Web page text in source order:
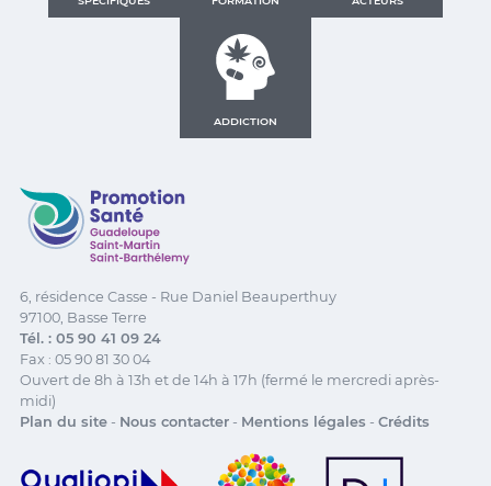
ADDICTION
Promotion Santé Guadeloupe, Saint-Martin, Saint
6, résidence Casse - Rue Daniel Beauperthuy
97100, Basse Terre
Tél. : 05 90 41 09 24
Fax : 05 90 81 30 04
Ouvert de 8h à 13h et de 14h à 17h (fermé le mercredi après-
midi)
Plan du site- Nous contacter- Mentions légales - Crédits